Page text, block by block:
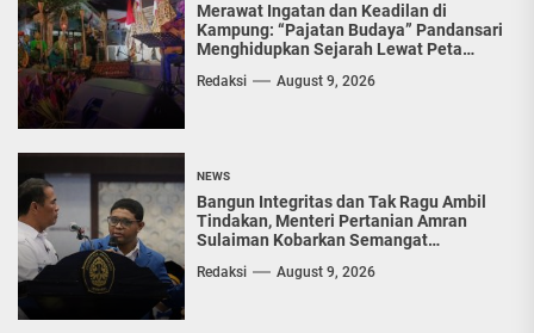
Merawat Ingatan dan Keadilan di
Kampung: “Pajatan Budaya” Pandansari
Menghidupkan Sejarah Lewat Peta
Redaksi August 9, 2026
NEWS
Bangun Integritas dan Tak Ragu Ambil
Tindakan, Menteri Pertanian Amran
Sulaiman Kobarkan Semangat
Redaksi August 9, 2026